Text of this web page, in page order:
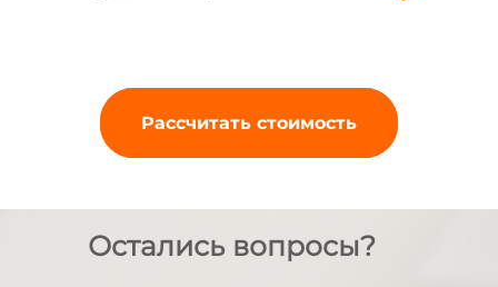
Рассчитать стоимость
Остались вопросы?